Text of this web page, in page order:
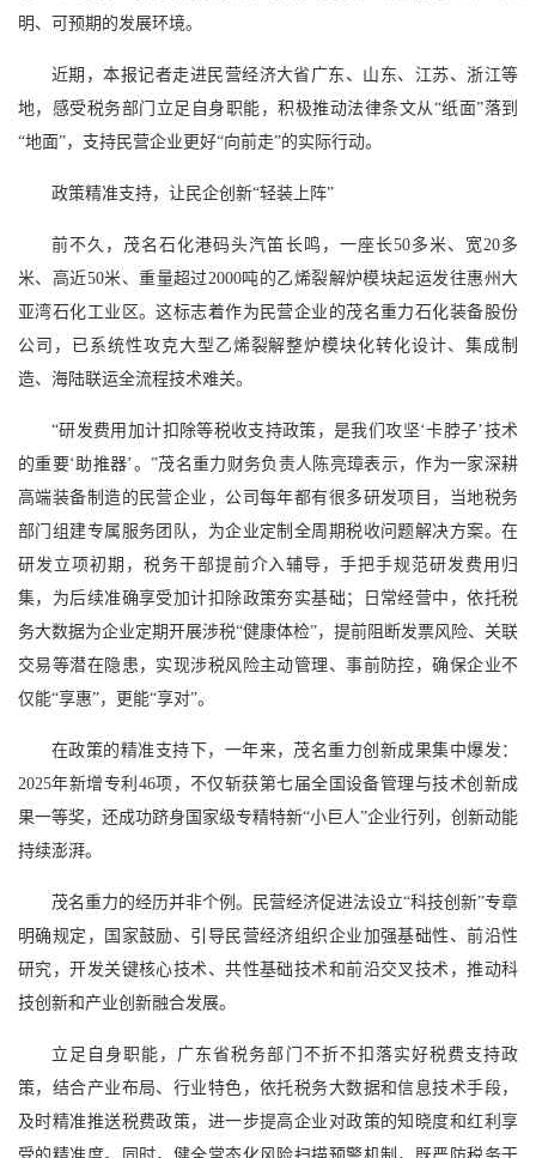
明、可预期的发展环境。
近期，本报记者走进民营经济大省广东、山东、江苏、浙江等
地，感受税务部门立足自身职能，积极推动法律条文从“纸面”落到
“地面”，支持民营企业更好“向前走”的实际行动。
政策精准支持，让民企创新“轻装上阵”
前不久，茂名石化港码头汽笛长鸣，一座长50多米、宽20多
米、高近50米、重量超过2000吨的乙烯裂解炉模块起运发往惠州大
亚湾石化工业区。这标志着作为民营企业的茂名重力石化装备股份
公司，已系统性攻克大型乙烯裂解整炉模块化转化设计、集成制
造、海陆联运全流程技术难关。
“研发费用加计扣除等税收支持政策，是我们攻坚‘卡脖子’技术
的重要‘助推器’。”茂名重力财务负责人陈亮璋表示，作为一家深耕
高端装备制造的民营企业，公司每年都有很多研发项目，当地税务
部门组建专属服务团队，为企业定制全周期税收问题解决方案。在
研发立项初期，税务干部提前介入辅导，手把手规范研发费用归
集，为后续准确享受加计扣除政策夯实基础；日常经营中，依托税
务大数据为企业定期开展涉税“健康体检”，提前阻断发票风险、关联
交易等潜在隐患，实现涉税风险主动管理、事前防控，确保企业不
仅能“享惠”，更能“享对”。
在政策的精准支持下，一年来，茂名重力创新成果集中爆发：
2025年新增专利46项，不仅斩获第七届全国设备管理与技术创新成
果一等奖，还成功跻身国家级专精特新“小巨人”企业行列，创新动能
持续澎湃。
茂名重力的经历并非个例。民营经济促进法设立“科技创新”专章
明确规定，国家鼓励、引导民营经济组织企业加强基础性、前沿性
研究，开发关键核心技术、共性基础技术和前沿交叉技术，推动科
技创新和产业创新融合发展。
立足自身职能，广东省税务部门不折不扣落实好税费支持政
策，结合产业布局、行业特色，依托税务大数据和信息技术手段，
及时精准推送税费政策，进一步提高企业对政策的知晓度和红利享